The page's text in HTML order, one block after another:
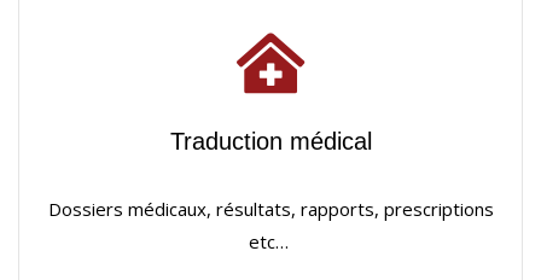
Traduction médical
Dossiers médicaux, résultats, rapports, prescriptions
etc…